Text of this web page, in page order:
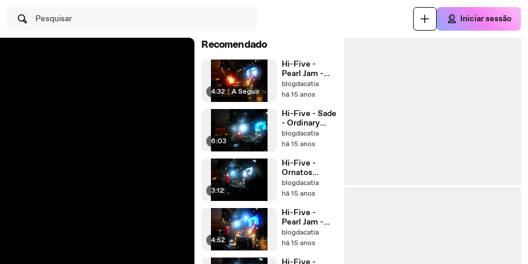
Pesquisar Iniciar sessão
Recomendado
4:32 | A Seguir
Hi-Five -
Pearl Jam -
Alive
blogdacatia
há 15 anos
6:03
Hi-Five - Sade
- Ordinary
Love
blogdacatia
há 15 anos
3:12
Hi-Five -
Ornatos
Violeta -
Chaga
blogdacatia
há 15 anos
4:52
Hi-Five -
Pearl Jam -
Jeremy
blogdacatia
há 15 anos